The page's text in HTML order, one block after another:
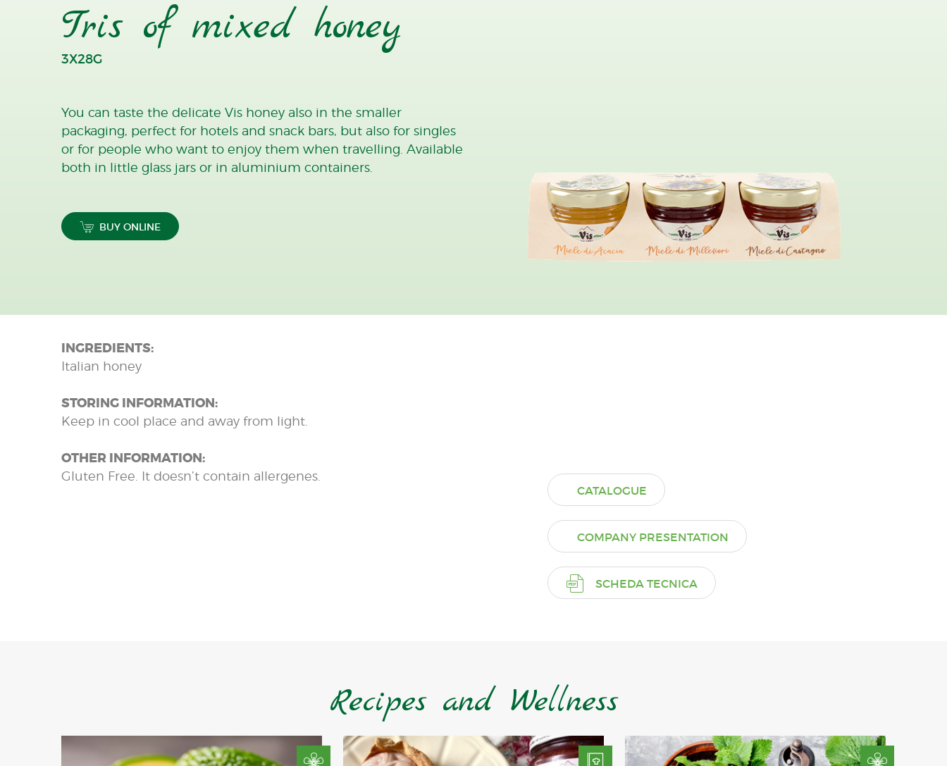
Tris of mixed honey
3X28G
You can taste the delicate Vis honey also in the smaller
packaging, perfect for hotels and snack bars, but also for singles
or for people who want to enjoy them when travelling. Available
both in little glass jars or in aluminium containers.
BUY ONLINE
INGREDIENTS:
Italian honey
STORING INFORMATION:
Keep in cool place and away from light.
OTHER INFORMATION:
Gluten Free. It doesn’t contain allergenes.
CATALOGUE
COMPANY PRESENTATION
SCHEDA TECNICA
Recipes and Wellness